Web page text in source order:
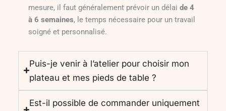
mesure, il faut généralement prévoir un délai de 4
à 6 semaines, le temps nécessaire pour un travail
soigné et personnalisé.
Puis-je venir à l’atelier pour choisir mon
plateau et mes pieds de table ?
Est-il possible de commander uniquement